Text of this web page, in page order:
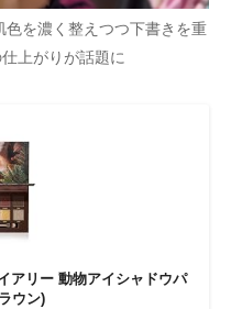
を濃く整えつつ下書きを重
上がりが話題に
アリー 動物アイシャドウパ
ウン)